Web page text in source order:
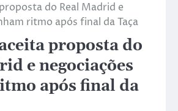
do Real Madrid e
ritmo após final da Taça
proposta do
e negociações
após final da